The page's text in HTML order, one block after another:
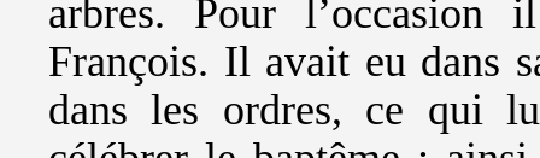
arbres. Pour l’occasion
François. Il avait eu dans
dans les ordres, ce qui